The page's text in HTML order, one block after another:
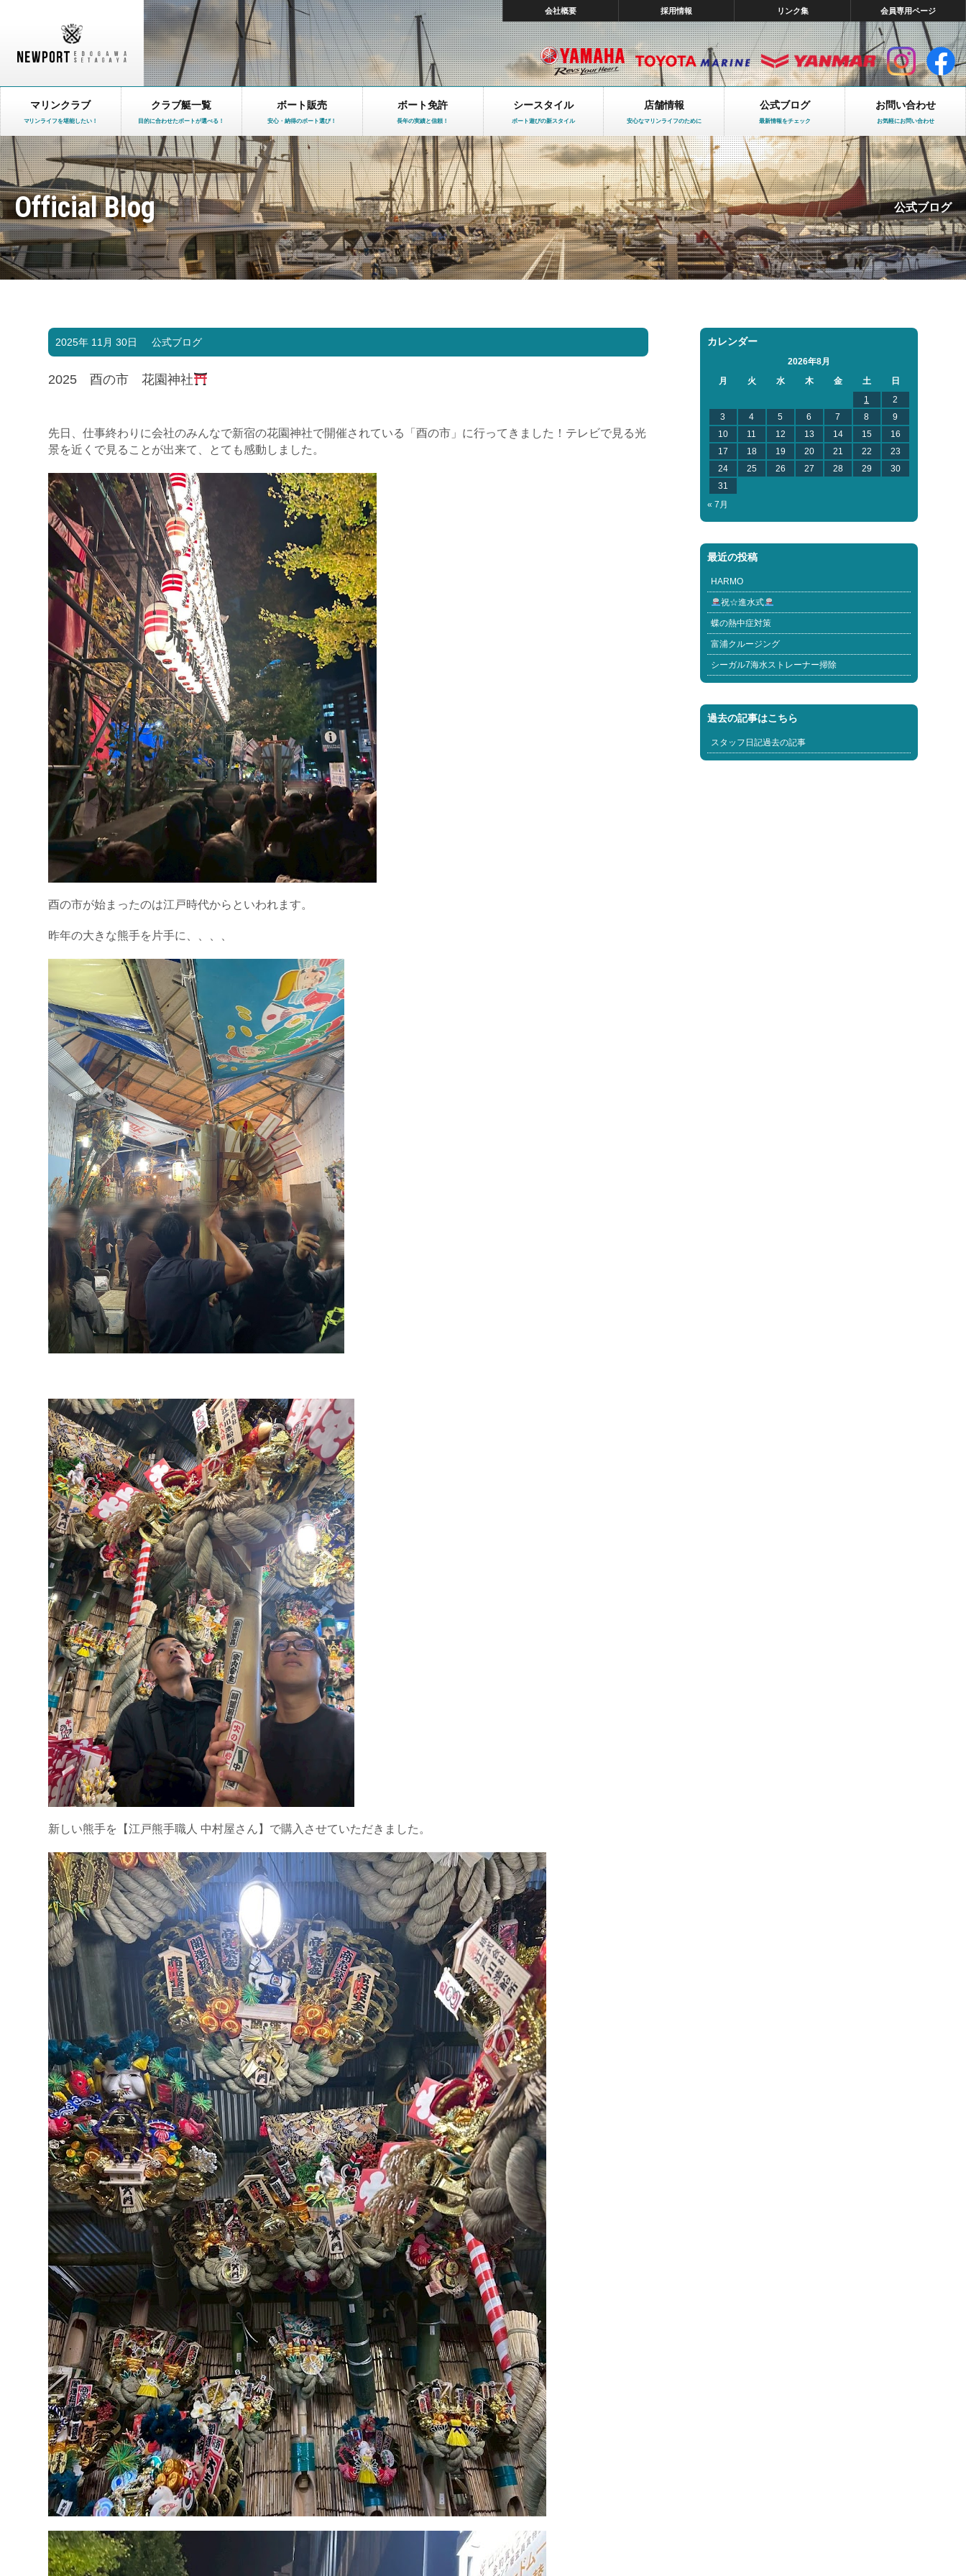
会社概要 採用情報 リンク集 会員専用ページ
マリンクラブ
マリンライフを堪能したい！
クラブ艇一覧
目的に合わせたボートが選べる！
ボート販売
安心・納得のボート選び！
ボート免許
長年の実績と信頼！
シースタイル
ボート遊びの新スタイル
店舗情報
安心なマリンライフのために
公式ブログ
最新情報をチェック
お問い合わせ
お気軽にお問い合わせ
Official Blog 公式ブログ
2025年 11月 30日 公式ブログ
2025 酉の市 花園神社
先日、仕事終わりに会社のみんなで新宿の花園神社で開催されている「酉の市」に行ってきました！テレビで見る光
景を近くで見ることが出来て、とても感動しました。
酉の市が始まったのは江戸時代からといわれます。
昨年の大きな熊手を片手に、、、、
新しい熊手を【江戸熊手職人 中村屋さん】で購入させていただきました。
カレンダー
2026年8月
月
火 水 木 金 土
日
1
2
3
4 5 6 7 8
9
10
11 12 13 14 15
16
17
18 19 20 21 22
23
24
25 26 27 28 29
30
31
« 7月
最近の投稿
HARMO
祝☆進水式
蝶の熱中症対策
富浦クルージング
シーガル7海水ストレーナー掃除
過去の記事はこちら
スタッフ日記過去の記事